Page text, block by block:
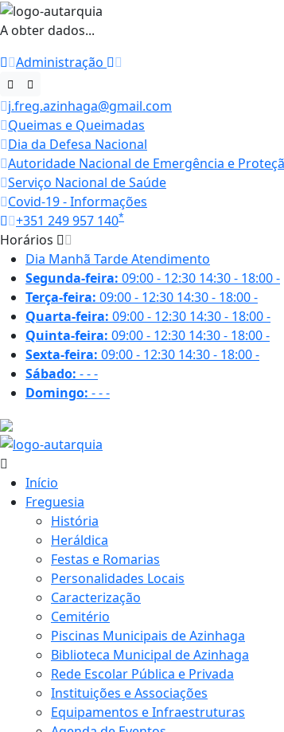
A obter dados...
Administração
j.freg.azinhaga@gmail.com
Queimas e Queimadas
Dia da Defesa Nacional
Autoridade Nacional de Emergência e
Serviço Nacional de Saúde
Covid-19 - Informações
+351 249 957 140*
Horários
Dia Manhã TardeAtendimento
Segunda-feira: 09:00 - 12:30 14:30 - 18:00-
Terça-feira: 09:00 - 12:30 14:30 - 18:00-
Quarta-feira: 09:00 - 12:30 14:30 - 18:00-
Quinta-feira: 09:00 - 12:30 14:30 - 18:00-
Sexta-feira: 09:00 - 12:30 14:30 - 18:00-
Sábado: ---
Domingo: ---
Início
Freguesia
História
Heráldica
Festas e Romarias
Personalidades Locais
Caracterização
Cemitério
Piscinas Municipais de Azinhaga
Biblioteca Municipal de Azinhaga
Rede Escolar Pública e Privada
Instituições e Associações
Equipamentos e Infraestruturas